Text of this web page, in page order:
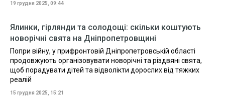
19 грудня 2025, 09:44
Ялинки, гірлянди та солодощі: скільки коштують
новорічні свята на Дніпропетровщині
Попри війну, у прифронтовій Дніпропетровській області
продовжують організовувати новорічні та різдвяні свята,
щоб порадувати дітей та відволікти дорослих від тяжких
реалій
15 грудня 2025, 15:21